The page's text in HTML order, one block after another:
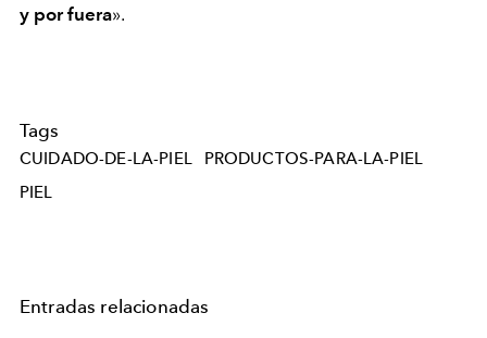
y por fuera».
Tags
CUIDADO-DE-LA-PIEL
PRODUCTOS-PARA-LA-PIEL
PIEL
Entradas relacionadas